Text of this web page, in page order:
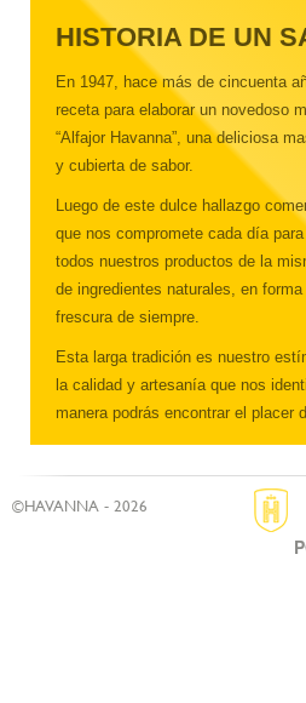
HISTORIA DE UN
En 1947, hace más de cincuenta
receta para elaborar un novedoso
“Alfajor Havanna”, una deliciosa
y cubierta de sabor.
Luego de este dulce hallazgo
que nos compromete cada día
todos nuestros productos de la
de ingredientes naturales, en
frescura de siempre.
Esta larga tradición es nuestro
la calidad y artesanía que nos
manera podrás encontrar el placer
compartir con los tuyos todos
©HAVANNA - 2026